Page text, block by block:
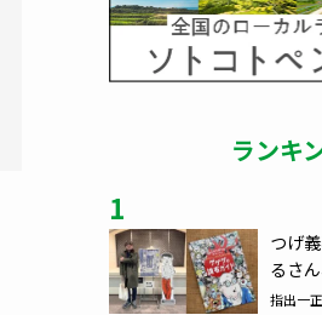
ランキ
1
つげ
るさ
指出一正